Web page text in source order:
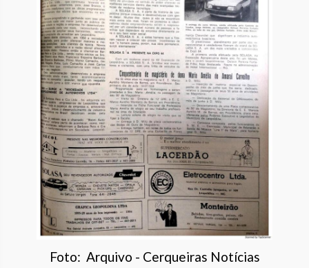
Foto: Arquivo - Cerqueiras Notícias